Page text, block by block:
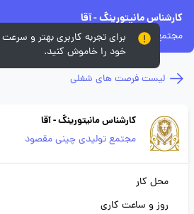
کارشناس مانیتورینگ - آقا
مجتمع تولیدی چینی مقصود
لیست فرصت های شغلی
کارشناس مانیتورینگ - آقا
مجتمع تولیدی چینی مقصود
محل کار
روز و ساعت کاری
خود را خاموش کنید.